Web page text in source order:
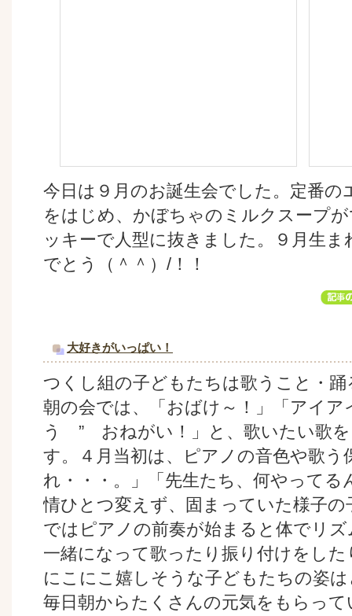
今日は９月のお誕生会でした。定番
をはじめ、かぼちゃのミルクスープ
ッキーで人型に抜きました。９月生
でとう（＾＾）/！！
大好きがいっぱい！
つくし組の子どもたちは歌うこと・
朝の会では、「おばけ～！」「アイ
う ” おねがい！」と、歌いたい歌
す。４月当初は、ピアノの音色や歌う
れ・・・。」「先生たち、何やってる
情ひとつ変えず、固まっていた様子
ではピアノの前奏が始まると体でリ
一緒になって歌ったり振り付けをし
にこにこ嬉しそうな子どもたちの姿
毎日朝からたくさんの元気をもらって